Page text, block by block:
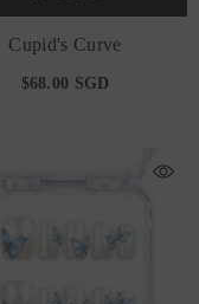
Cupid's Curve
$68.00 SGD